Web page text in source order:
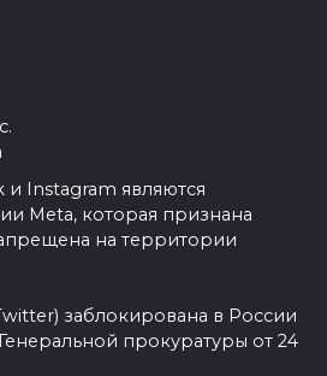
Instagram являются
Meta, которая признана
на территории
заблокирована в России
прокуратуры от 24